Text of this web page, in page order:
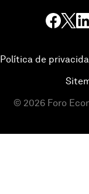
Política de
© 2026 Foro